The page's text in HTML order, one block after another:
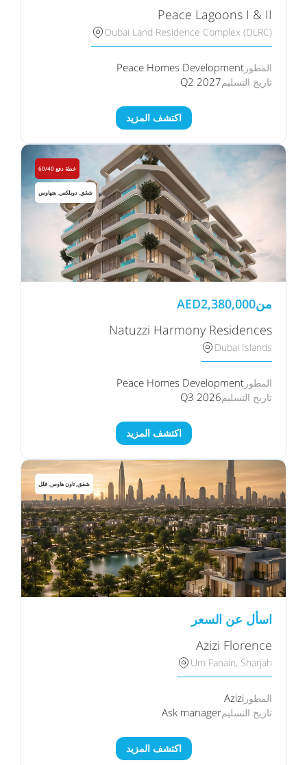
Peace Lagoons I & II
Dubai Land Residence Complex (DLRC)
المطور Peace Homes Development
تاريخ التسليمQ2 2027
اكتشف المزيد
خطة دفع 60/40
شقق, دوبلكس, بنتهاوس
من AED2,380,000
Natuzzi Harmony Residences
Dubai Islands
المطور Peace Homes Development
تاريخ التسليمQ3 2026
اكتشف المزيد
شقق, تاون هاوس, فلل
اسأل عن السعر
Azizi Florence
Um Fanain, Sharjah
المطور Azizi
تاريخ التسليمAsk manager
اكتشف المزيد